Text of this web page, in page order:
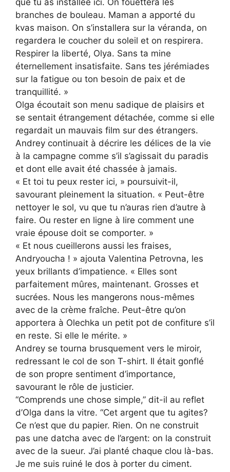
que tu as installée ici. On fouettera les
branches de bouleau. Maman a apporté du
kvas maison. On s’installera sur la véranda, on
regardera le coucher du soleil et on respirera.
Respirer la liberté, Olya. Sans ta mine
éternellement insatisfaite. Sans tes jérémiades
sur la fatigue ou ton besoin de paix et de
tranquillité. »
Olga écoutait son menu sadique de plaisirs et
se sentait étrangement détachée, comme si elle
regardait un mauvais film sur des étrangers.
Andrey continuait à décrire les délices de la vie
à la campagne comme s’il s’agissait du paradis
et dont elle avait été chassée à jamais.
« Et toi tu peux rester ici, » poursuivit-il,
savourant pleinement la situation. « Peut-être
nettoyer le sol, vu que tu n’auras rien d’autre à
faire. Ou rester en ligne à lire comment une
vraie épouse doit se comporter. »
« Et nous cueillerons aussi les fraises,
Andryoucha ! » ajouta Valentina Petrovna, les
yeux brillants d’impatience. « Elles sont
parfaitement mûres, maintenant. Grosses et
sucrées. Nous les mangerons nous-mêmes
avec de la crème fraîche. Peut-être qu’on
apportera à Olechka un petit pot de confiture s’il
en reste. Si elle le mérite. »
Andrey se tourna brusquement vers le miroir,
redressant le col de son T-shirt. Il était gonflé
de son propre sentiment d’importance,
savourant le rôle de justicier.
“Comprends une chose simple,” dit-il au reflet
d’Olga dans la vitre. “Cet argent que tu agites?
Ce n’est que du papier. Rien. On ne construit
pas une datcha avec de l’argent: on la construit
avec de la sueur. J’ai planté chaque clou là-bas.
Je me suis ruiné le dos à porter du ciment.